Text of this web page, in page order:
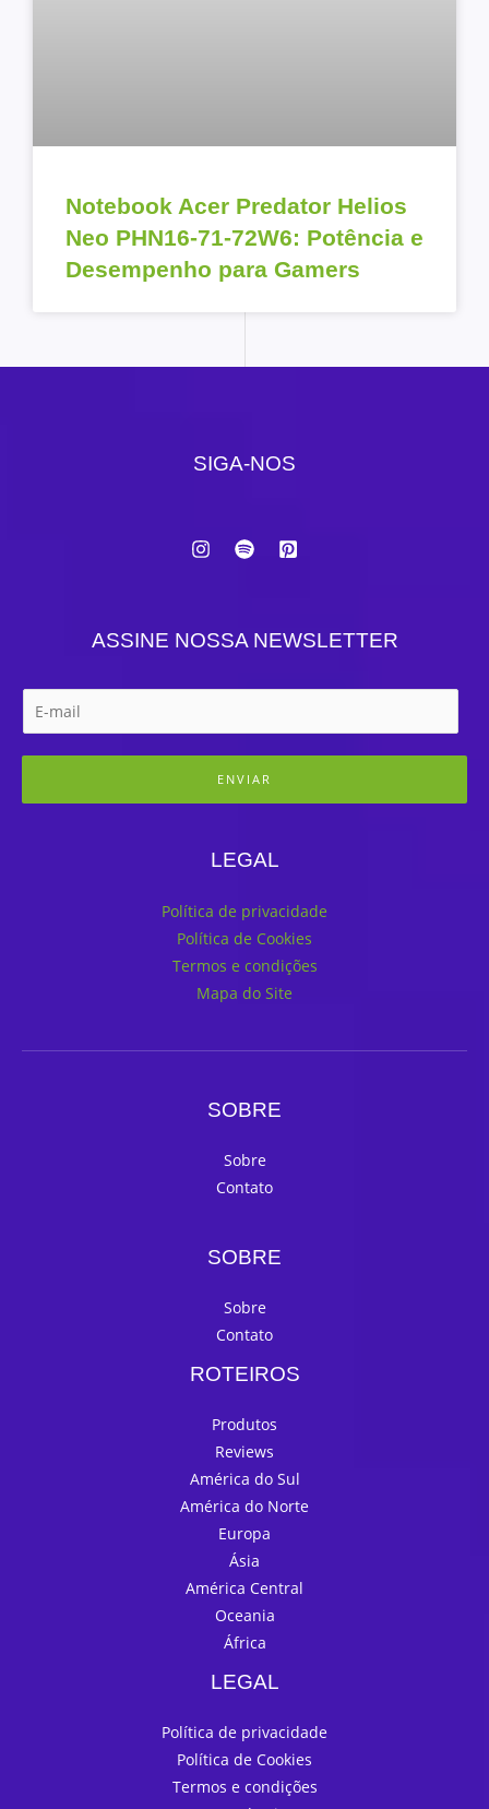
Notebook Acer Predator Helios
Neo PHN16-71-72W6: Potência e
Desempenho para Gamers
SIGA-NOS
ASSINE NOSSA NEWSLETTER
ENVIAR
LEGAL
Política de privacidade
Política de Cookies
Termos e condições
Mapa do Site
SOBRE
Sobre
Contato
SOBRE
Sobre
Contato
ROTEIROS
Produtos
Reviews
América do Sul
América do Norte
Europa
Ásia
América Central
Oceania
África
LEGAL
Política de privacidade
Política de Cookies
Termos e condições